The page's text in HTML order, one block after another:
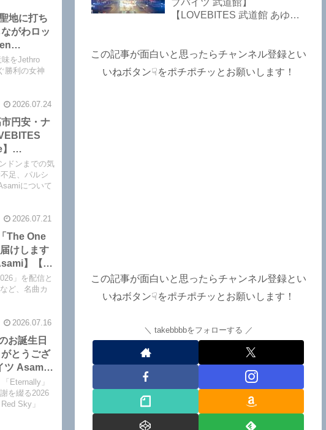
地に打ち
がわロッ
Tull
をJethro
勝利の女神
2026.07.24
円安・ナ
In The
ドンまでの気
足、パルシ
について
2026.07.21
The One
けします
】【接
る場所～
【糸 中島
」を配信と
ど、名曲カ
2026.07.16
お誕生日
とうござ
ツ Asami
Eternally」
を綴る2026
Sky」
【LOVEBITES 武道館 あゆ
2025 セトリ】【LOVEBITES
海外の反応】あたりがトレン
ドキーワードのようです。
この記事が面白いと思ったらチャンネル登録とい
いねボタン☟をポチポチッとお願いします！
この記事が面白いと思ったらチャンネル登録とい
いねボタン☟をポチポチッとお願いします！
takebbbbをフォローする